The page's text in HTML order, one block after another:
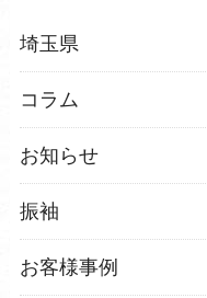
埼玉県
コラム
お知らせ
振袖
お客様事例